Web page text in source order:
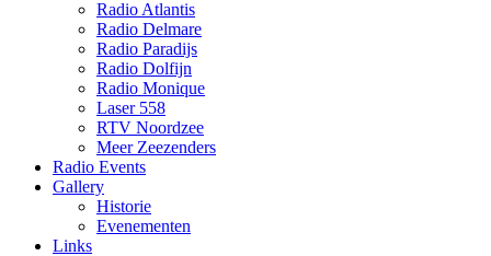
Radio Atlantis
Radio Delmare
Radio Paradijs
Radio Dolfijn
Radio Monique
Laser 558
RTV Noordzee
Meer Zeezenders
Radio Events
Gallery
Historie
Evenementen
Links